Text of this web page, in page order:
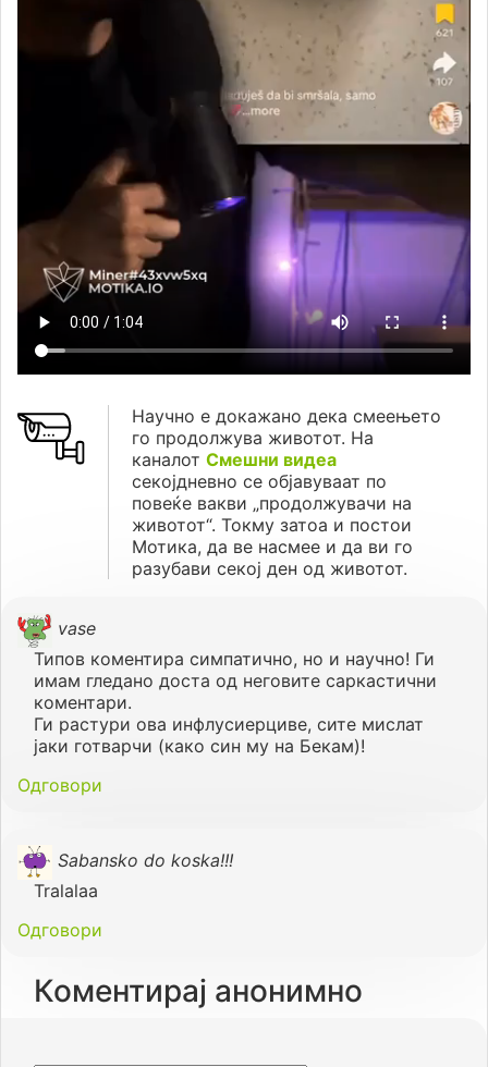
Научно е докажано дека смеењето
го продолжува животот. На
каналот Смешни видеа
секојдневно се објавуваат по
повеќе вакви „продолжувачи на
животот“. Токму затоа и постои
Мотика, да ве насмее и да ви го
разубави секој ден од животот.
vase
Типов коментира симпатично, но и научно! Ги
имам гледано доста од неговите саркастични
коментари.
Ги растури ова инфлусиерциве, сите мислат
јаки готварчи (како син му на Бекам)!
Одговори
Sabansko do koska!!!
Tralalaa
Одговори
Коментирај анонимно